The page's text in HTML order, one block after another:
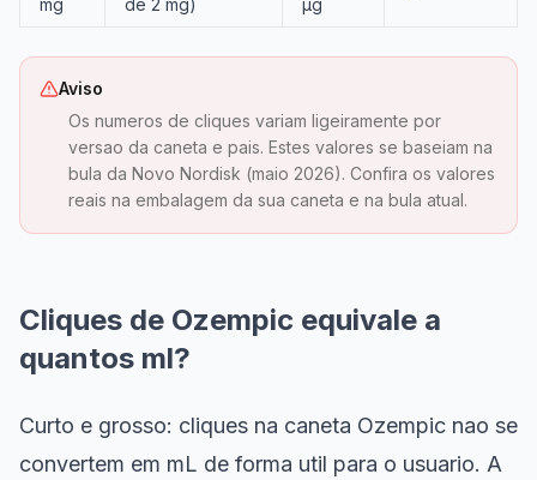
mg
de 2 mg)
µg
Aviso
Os numeros de cliques variam ligeiramente por
versao da caneta e pais. Estes valores se baseiam na
bula da Novo Nordisk (maio 2026). Confira os valores
reais na embalagem da sua caneta e na bula atual.
Cliques de Ozempic equivale a
quantos ml?
Curto e grosso: cliques na caneta Ozempic nao se
convertem em mL de forma util para o usuario. A